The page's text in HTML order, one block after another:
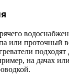
или проточный
подходят
на дачах